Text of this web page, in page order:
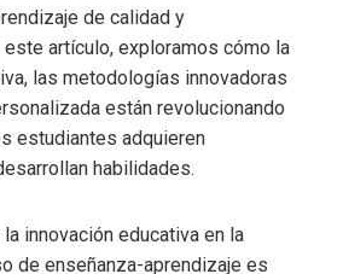
de calidad y
este artículo, exploramos cómo la
las metodologías innovadoras
están revolucionando
estudiantes adquieren
habilidades.
innovación educativa en la
de enseñanza-aprendizaje es